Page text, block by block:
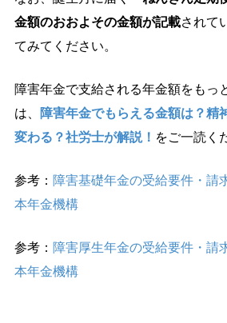
金額のおおよその金額が記載されて
てみてください。
障害年金で支給される年金額をもっ
は、
障害年金でもらえる金額は？精
変わる？社労士が解説！ をご一読く
参考： 障害基礎年金の受給要件・請
本年金機構
参考： 障害厚生年金の受給要件・請
本年金機構